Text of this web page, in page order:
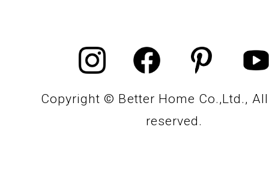
Copyright © Better Home Co.,Ltd.,
reserved.